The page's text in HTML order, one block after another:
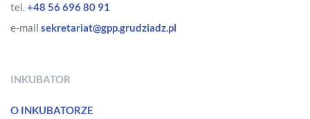
tel.+48 56 696 80 91
e-mail sekretariat@gpp.grudziadz.pl
INKUBATOR
O INKUBATORZE